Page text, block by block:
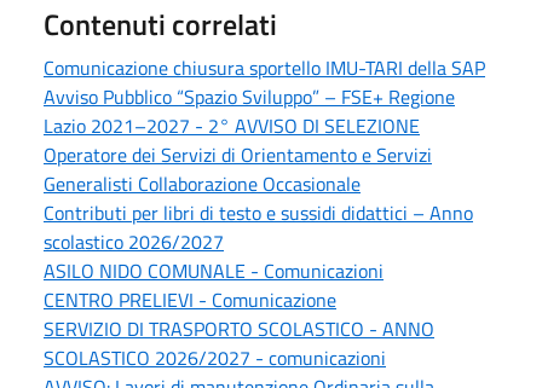
Contenuti correlati
Comunicazione chiusura sportello IMU-TARI della SAP
Avviso Pubblico “Spazio Sviluppo” – FSE+ Regione
Lazio 2021–2027 - 2° AVVISO DI SELEZIONE
Operatore dei Servizi di Orientamento e Servizi
Generalisti Collaborazione Occasionale
Contributi per libri di testo e sussidi didattici – Anno
scolastico 2026/2027
ASILO NIDO COMUNALE - Comunicazioni
CENTRO PRELIEVI - Comunicazione
SERVIZIO DI TRASPORTO SCOLASTICO - ANNO
SCOLASTICO 2026/2027 - comunicazioni